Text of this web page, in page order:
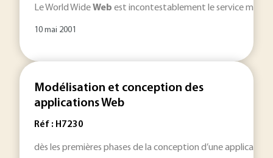
Le World WideWeb est incontestablement le service
10 mai 2001
Modélisation et conception des
applications Web
Réf : H7230
dès les premières phases de la conception d’une